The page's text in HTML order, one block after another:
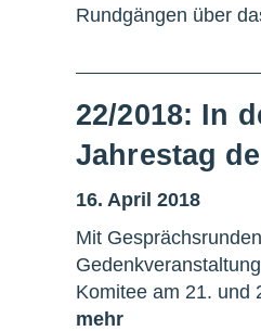
Rundgängen über
22/2018: In
Jahrestag
16. April 2018
Mit
Komitee am 21. und
mehr